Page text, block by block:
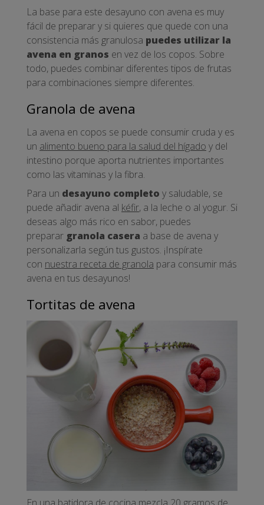
La base para este desayuno con avena es muy
fácil de preparar y si quieres que quede con una
consistencia más granulosa puedes utilizar la
avena en granos en vez de los copos. Sobre
todo, puedes combinar diferentes tipos de frutas
para combinaciones siempre diferentes.
Granola de avena
La avena en copos se puede consumir cruda y es
un alimento bueno para la salud del hígado y del
intestino porque aporta nutrientes importantes
como las vitaminas y la fibra.
Para un desayuno completo y saludable, se
puede añadir avena al kéfir, a la leche o al yogur. Si
deseas algo más rico en sabor, puedes
preparar granola casera a base de avena y
personalizarla según tus gustos. ¡Inspírate
con nuestra receta de granola para consumir más
avena en tus desayunos!
Tortitas de avena